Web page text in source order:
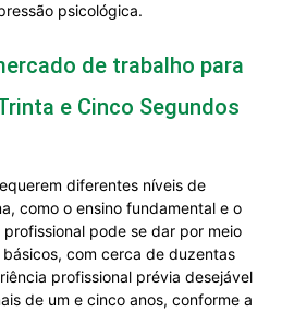
psicológica.
de trabalho para
e Cinco Segundos
diferentes níveis de
como o ensino fundamental e o
pode se dar por meio
com cerca de duzentas
profissional prévia desejável
de um e cinco anos, conforme a